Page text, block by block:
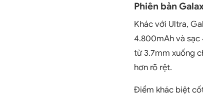
Phiên bản
Khác với Ultra,
4.800mAh và sạc
từ 3.7mm xuống
hơn rõ rệt.
Điểm khác biệt